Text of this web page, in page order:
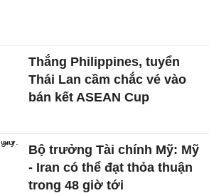
Thắng Philippines, tuyển
Thái Lan cầm chắc vé vào
bán kết ASEAN Cup
Bộ trưởng Tài chính Mỹ: Mỹ
- Iran có thể đạt thỏa thuận
trong 48 giờ tới